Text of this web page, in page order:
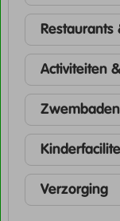
Restaurants
Activiteiten
Zwembaden
Verzorging